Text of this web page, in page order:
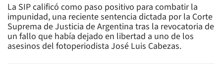
La SIP calificó como paso positivo para combatir la
impunidad, una reciente sentencia dictada por la Corte
Suprema de Justicia de Argentina tras la revocatoria de
un fallo que había dejado en libertad a uno de los
asesinos del fotoperiodista José Luis Cabezas.